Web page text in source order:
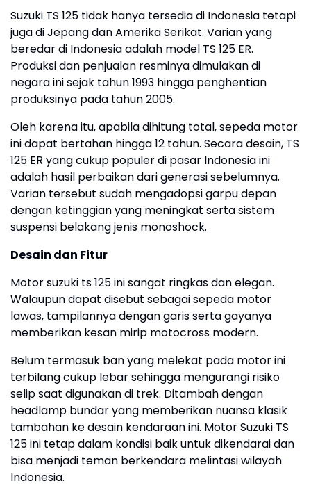
Suzuki TS 125 tidak hanya tersedia di Indonesia tetapi
juga di Jepang dan Amerika Serikat. Varian yang
beredar di Indonesia adalah model TS 125 ER.
Produksi dan penjualan resminya dimulakan di
negara ini sejak tahun 1993 hingga penghentian
produksinya pada tahun 2005.
Oleh karena itu, apabila dihitung total, sepeda motor
ini dapat bertahan hingga 12 tahun. Secara desain, TS
125 ER yang cukup populer di pasar Indonesia ini
adalah hasil perbaikan dari generasi sebelumnya.
Varian tersebut sudah mengadopsi garpu depan
dengan ketinggian yang meningkat serta sistem
suspensi belakang jenis monoshock.
Desain dan Fitur
Motor suzuki ts 125 ini sangat ringkas dan elegan.
Walaupun dapat disebut sebagai sepeda motor
lawas, tampilannya dengan garis serta gayanya
memberikan kesan mirip motocross modern.
Belum termasuk ban yang melekat pada motor ini
terbilang cukup lebar sehingga mengurangi risiko
selip saat digunakan di trek. Ditambah dengan
headlamp bundar yang memberikan nuansa klasik
tambahan ke desain kendaraan ini. Motor Suzuki TS
125 ini tetap dalam kondisi baik untuk dikendarai dan
bisa menjadi teman berkendara melintasi wilayah
Indonesia.